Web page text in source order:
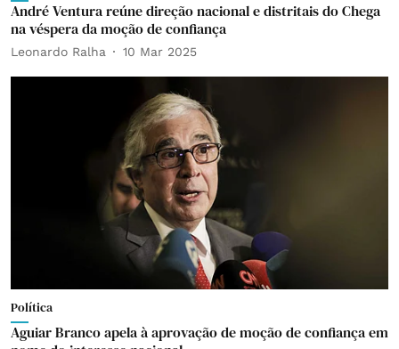
André Ventura reúne direção nacional e distritais do Chega
na véspera da moção de confiança
Leonardo Ralha 10 Mar 2025
Política
Aguiar Branco apela à aprovação de moção de confiança em